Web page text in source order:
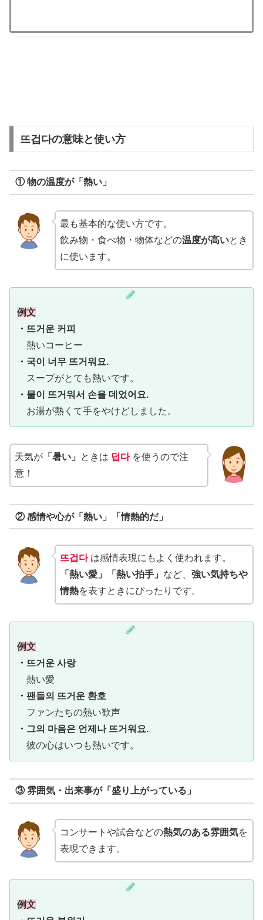
뜨겁다の意味と使い方
① 物の温度が「熱い」
最も基本的な使い方です。
飲み物・食べ物・物体などの温度が高いとき
に使います。
例文
・뜨거운 커피
熱いコーヒー
・국이 너무 뜨거워요.
スープがとても熱いです。
・물이 뜨거워서 손을 데었어요.
お湯が熱くて手をやけどしました。
天気が 「暑い」 ときは 덥다を使うので注
意！
② 感情や心が「熱い」「情熱的だ」
뜨겁다は感情表現にもよく使われます。
「熱い愛」「熱い拍手」 など、 強い気持ちや
情熱を表すときにぴったりです。
例文
・뜨거운 사랑
熱い愛
・팬들의 뜨거운 환호
ファンたちの熱い歓声
・그의 마음은 언제나 뜨거워요.
彼の心はいつも熱いです。
③ 雰囲気・出来事が「盛り上がっている」
コンサートや試合などの熱気のある雰囲気を
表現できます。
例文